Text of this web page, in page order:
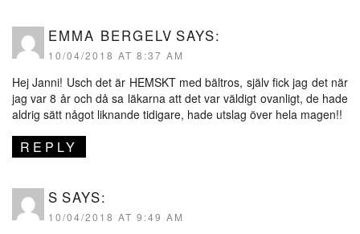
EMMA BERGELV SAYS:
10/04/2018 AT 8:37 AM
Hej Janni! Usch det är HEMSKT med bältros, själv fick jag det när
jag var 8 år och då sa läkarna att det var väldigt ovanligt, de hade
aldrig sätt något liknande tidigare, hade utslag över hela magen!!
REPLY
S SAYS:
10/04/2018 AT 9:49 AM